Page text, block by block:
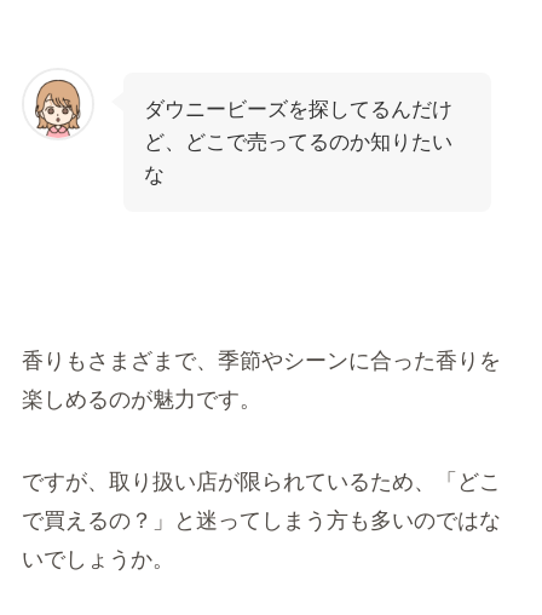
ダウニービーズを探してるんだけ
ど、どこで売ってるのか知りたい
な
香りもさまざまで、季節やシーンに合った香りを
楽しめるのが魅力です。
ですが、取り扱い店が限られているため、「どこ
で買えるの？」と迷ってしまう方も多いのではな
いでしょうか。